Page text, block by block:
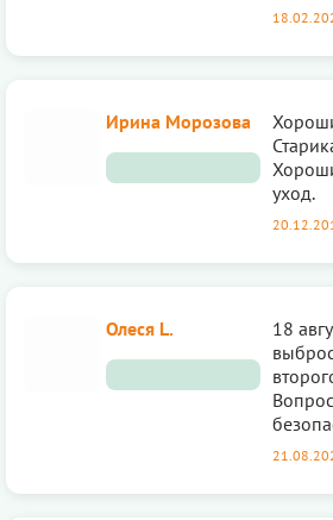
Ирина Морозова
уход.
Олеся L.
18